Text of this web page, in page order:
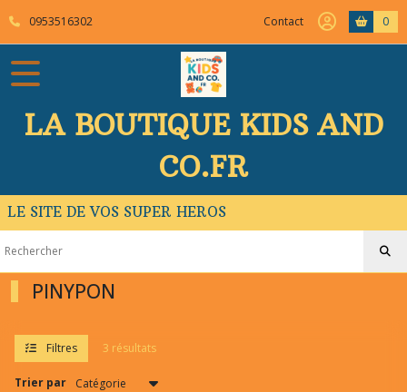
0953516302 Contact 0
LA BOUTIQUE KIDS AND
CO.FR
LE SITE DE VOS SUPER HEROS
PINYPON
Filtres 3 résultats
Trier par
Fermer
FILTRES
Tous
les
résultats